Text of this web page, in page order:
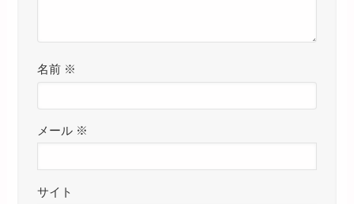
名前 ※
メール ※
サイト